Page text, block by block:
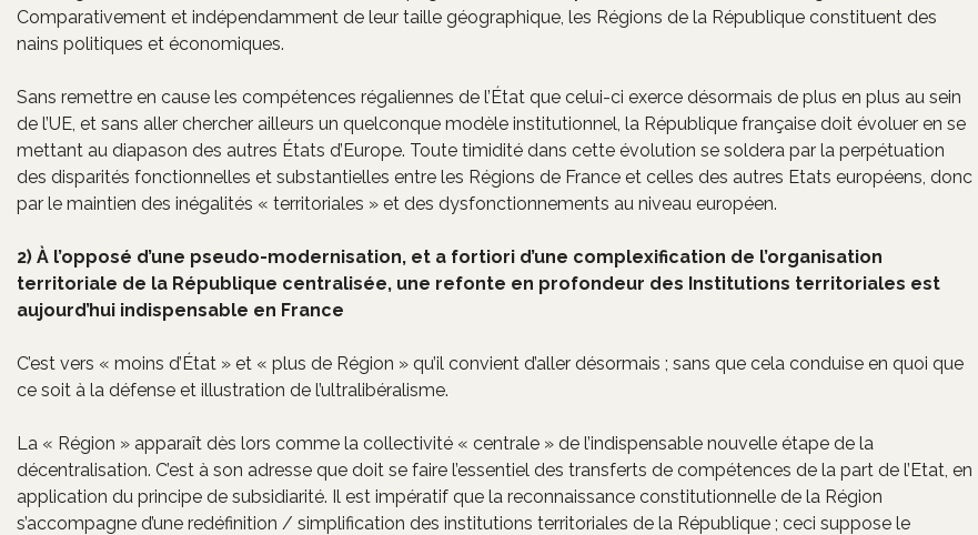
Comparativement et indépendamment de leur taille géographique, les Régions de la République constituent des
nains politiques et économiques.
Sans remettre en cause les compétences régaliennes de l’État que celui-ci exerce désormais de plus en plus au sein
de l’UE, et sans aller chercher ailleurs un quelconque modèle institutionnel, la République française doit évoluer en se
mettant au diapason des autres États d’Europe. Toute timidité dans cette évolution se soldera par la perpétuation
des disparités fonctionnelles et substantielles entre les Régions de France et celles des autres Etats européens, donc
par le maintien des inégalités « territoriales » et des dysfonctionnements au niveau européen.
2) À l’opposé d’une pseudo-modernisation, et a fortiori d’une complexification de l’organisation
territoriale de la République centralisée, une refonte en profondeur des Institutions territoriales est
aujourd’hui indispensable en France
C’est vers « moins d’État » et « plus de Région » qu’il convient d’aller désormais ; sans que cela conduise en quoi que
ce soit à la défense et illustration de l’ultralibéralisme.
La « Région » apparaît dès lors comme la collectivité « centrale » de l’indispensable nouvelle étape de la
décentralisation. C’est à son adresse que doit se faire l’essentiel des transferts de compétences de la part de l’Etat, en
application du principe de subsidiarité. Il est impératif que la reconnaissance constitutionnelle de la Région
s’accompagne d’une redéfinition / simplification des institutions territoriales de la République ; ceci suppose le